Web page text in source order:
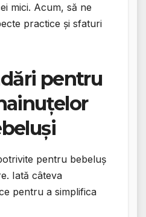
mici. Acum, să ne
practice și sfaturi
pentru
pentru bebeluș
Iată câteva
pentru a simplifica